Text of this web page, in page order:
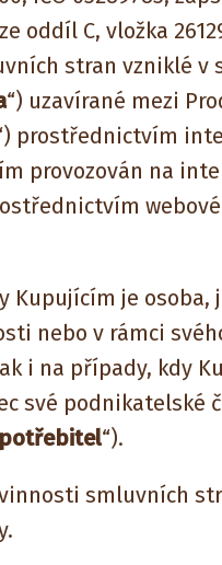
oddíl C, vložka
stran vzniklé v
“) uzavírané mezi
prostřednictvím
provozován na
Kupujícím je osoba,
nebo v rámci
i na případy, kdy
své podnikatelské
“).
smluvních